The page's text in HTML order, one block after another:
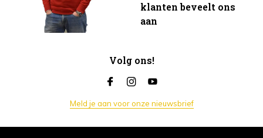
klanten beveelt ons
aan
Volg ons!
Meld je aan voor onze nieuwsbrief